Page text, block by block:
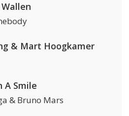
& Mart Hoogkamer
A Smile
& Bruno Mars